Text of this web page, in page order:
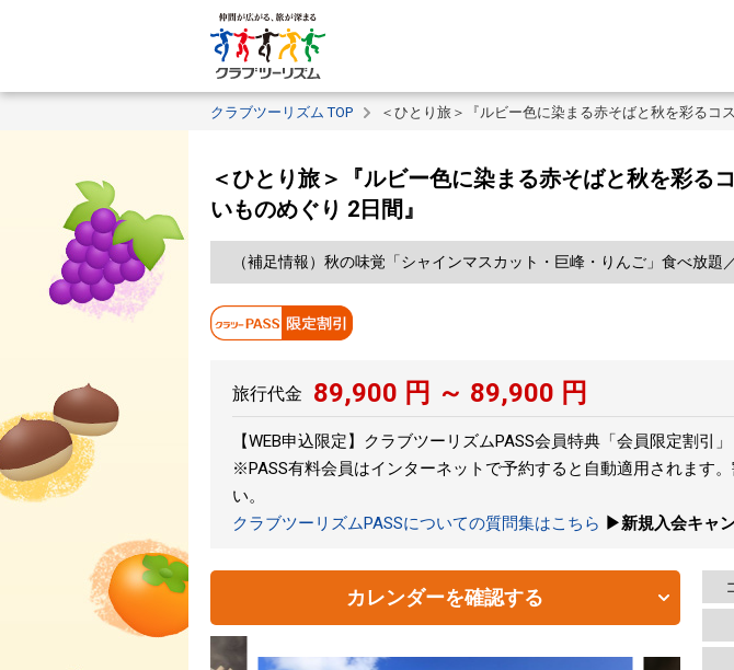
クラブツーリズム TOP ＜ひとり旅＞『ルビー色に染まる赤そばと秋を彩るコ
＜ひとり旅＞『ルビー色に染まる赤そばと秋を彩る
いものめぐり 2日間』
（補足情報）秋の味覚「シャインマスカット・巨峰・りんご」食べ放
旅行代金 89,900 円 ～ 89,900 円
【WEB申込限定】クラブツーリズムPASS会員特典「会員限定割引」
※PASS有料会員はインターネットで予約すると自動適用されます
い。
クラブツーリズムPASSについての質問集はこちら ▶新規入会キャ
カレンダーを確認する